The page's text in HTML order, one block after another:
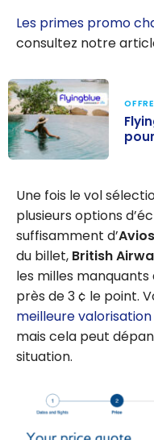
Les primes promo
consultez notre
Primes Promo
pour août 2026
Une fois le vol
plusieurs options
suffisamment d’Avios
du billet, British
les milles
près de 3 ¢ le point.
meilleure
mais cela peut
situation.